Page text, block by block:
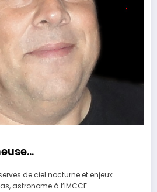
de ciel nocturne et enjeux
astronome à l’IMCCE…